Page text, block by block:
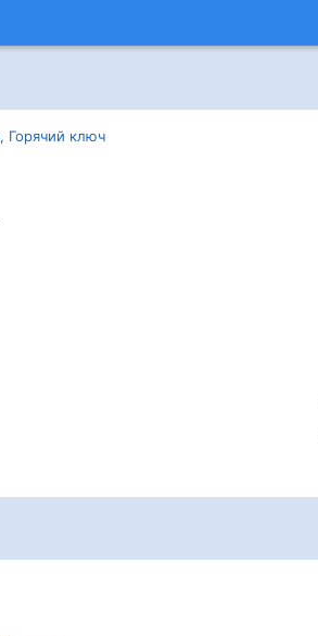
Горячий ключ